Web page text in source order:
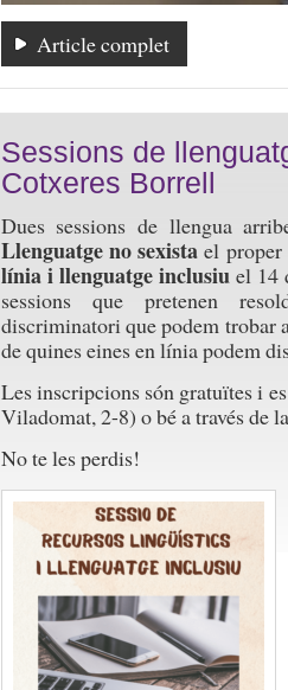
Article complet
Sessions de
Cotxeres Borrell
Dues sessions de llengua
Llenguatge no sexista el
línia i llenguatge inclusiuel 14
sessions que pretenen
discriminatori que podem trobar
de quines eines en línia podem
Les inscripcions són gratuïtes i
Viladomat, 2-8) o bé a través de
No te les perdis!